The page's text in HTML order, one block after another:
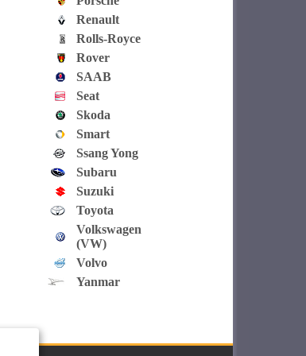
Renault
Rolls-Royce
Rover
SAAB
Seat
Skoda
Smart
Ssang Yong
Subaru
Suzuki
Toyota
Volkswagen
(VW)
Volvo
Yanmar